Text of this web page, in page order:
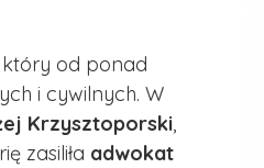
który od ponad
i cywilnych. W
Krzysztoporski,
zasiliła adwokat